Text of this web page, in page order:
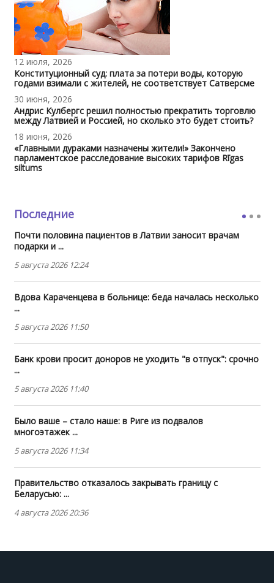
12 июля, 2026
Конституционный суд: плата за потери воды, которую
годами взимали с жителей, не соответствует Сатверсме
30 июня, 2026
Андрис Кулбергс решил полностью прекратить торговлю
между Латвией и Россией, но сколько это будет стоить?
18 июня, 2026
«Главными дураками назначены жители!» Закончено
парламентское расследование высоких тарифов Rīgas
siltums
Последние
Почти половина пациентов в Латвии заносит врачам
подарки и ...
5 августа 2026 12:24
Вдова Караченцева в больнице: беда началась несколько
...
5 августа 2026 11:50
Банк крови просит доноров не уходить "в отпуск": срочно
...
5 августа 2026 11:40
Было ваше – стало наше: в Риге из подвалов
многоэтажек ...
5 августа 2026 11:34
Правительство отказалось закрывать границу с
Беларусью: ...
4 августа 2026 20:36